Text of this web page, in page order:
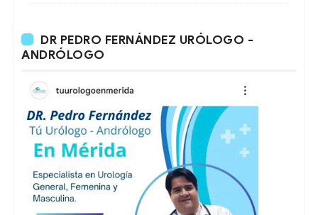
DR PEDRO FERNÁNDEZ URÓLOGO -
ANDRÓLOGO